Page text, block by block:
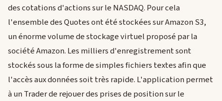
des cotations d'actions sur le NASDAQ. Pour cela
l'ensemble des Quotes ont été stockées sur Amazon S3,
un énorme volume de stockage virtuel proposé par la
société Amazon. Les milliers d'enregistrement sont
stockés sous la forme de simples fichiers textes afin que
l'accès aux données soit très rapide. L'application permet
à un Trader de rejouer des prises de position sur le